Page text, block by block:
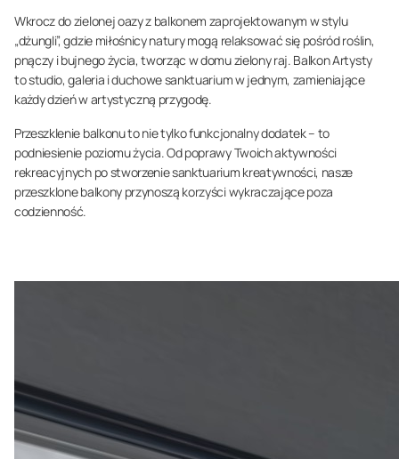
Wkrocz do zielonej oazy z balkonem zaprojektowanym w stylu
„dżungli”, gdzie miłośnicy natury mogą relaksować się pośród roślin,
pnączy i bujnego życia, tworząc w domu zielony raj. Balkon Artysty
to studio, galeria i duchowe sanktuarium w jednym, zamieniające
każdy dzień w artystyczną przygodę.
Przeszklenie balkonu to nie tylko funkcjonalny dodatek – to
podniesienie poziomu życia. Od poprawy Twoich aktywności
rekreacyjnych po stworzenie sanktuarium kreatywności, nasze
przeszklone balkony przynoszą korzyści wykraczające poza
codzienność.